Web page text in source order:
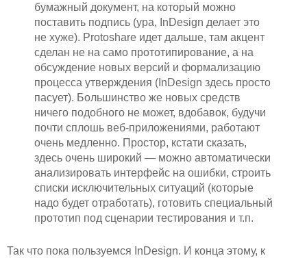
бумажный документ, на который можно
поставить подпись (ура, InDesign делает это
не хуже). Protoshare идет дальше, там акцент
сделан не на само прототипирование, а на
обсуждение новых версий и формализацию
процесса утверждения (InDesign здесь просто
пасует). Большинство же новых средств
ничего подобного не может, вдобавок, будучи
почти сплошь веб-приложениями, работают
очень медленно. Простор, кстати сказать,
здесь очень широкий — можно автоматически
анализировать интерфейс на ошибки, строить
списки исключительных ситуаций (которые
надо будет отработать), готовить специальный
прототип под сценарии тестирования и т.п.
Так что пока пользуемся InDesign. И конца этому, к